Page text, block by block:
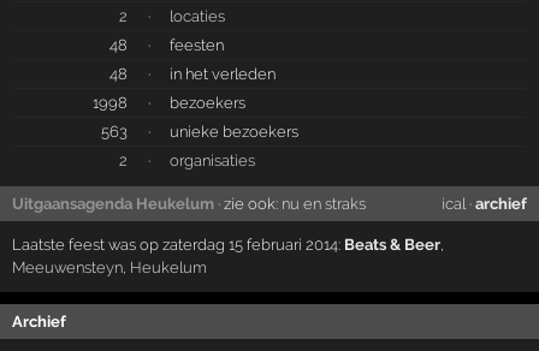
2
·
locaties
48
·
feesten
48
·
in het verleden
1998
·
bezoekers
563
·
unieke bezoekers
2
· organisaties
Uitgaansagenda Heukelum · zie ook: nu en straks ical· archief
Laatste feest was op zaterdag 15 februari 2014: Beats & Beer,
Meeuwensteyn, Heukelum
Archief